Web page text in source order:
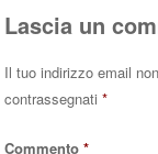
Lascia un
Il tuo indirizzo email
contrassegnati*
Commento*